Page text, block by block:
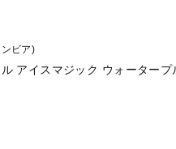
ビア)
アイスマジック ウォータープ